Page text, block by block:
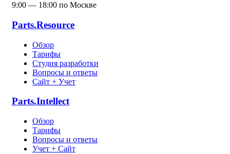
9:00 — 18:00 по Москве
Parts.Resource
Обзор
Тарифы
Студия разработки
Вопросы и ответы
Сайт + Учет
Parts.Intellect
Обзор
Тарифы
Вопросы и ответы
Учет + Сайт